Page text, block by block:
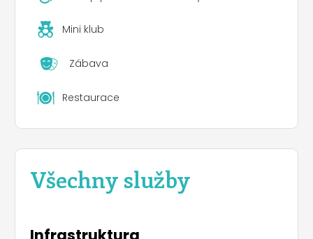
Mini klub
Zábava
Restaurace
Všechny služby